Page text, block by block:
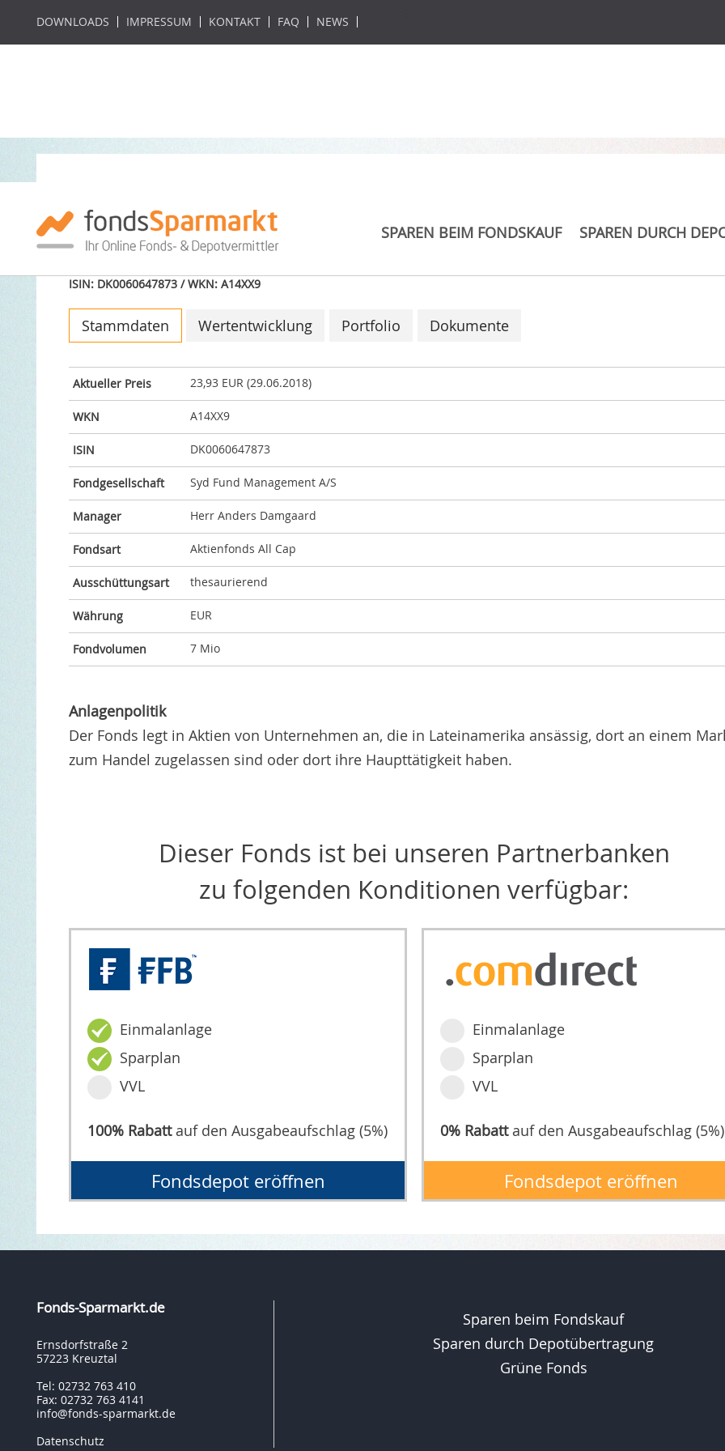
DOWNLOADS IMPRESSUM KONTAKT FAQ NEWS
SPAREN BEIM FONDSKAUF SPAREN DURCH
Sydinvest Latin America Equities B
Acc
ISIN: DK0060647873 / WKN: A14XX9
Stammdaten Wertentwicklung Portfolio Dokumente
Aktueller Preis 23,93 EUR (29.06.2018)
WKN A14XX9
ISIN DK0060647873
Fondgesellschaft Syd Fund Management A/S
Manager Herr Anders Damgaard
Fondsart Aktienfonds All Cap
Ausschüttungsart thesaurierend
Währung EUR
Fondvolumen 7 Mio
Anlagenpolitik
Der Fonds legt in Aktien von Unternehmen an, die in Lateinamerika ansässig, dort an einem
zum Handel zugelassen sind oder dort ihre Haupttätigkeit haben.
Dieser Fonds ist bei unseren Partnerbanken
zu folgenden Konditionen verfügbar:
Einmalanlage
Sparplan
VVL
100% Rabattauf den Ausgabeaufschlag (5%)
Fondsdepot eröffnen
Einmalanlage
Sparplan
VVL
0% Rabattauf den Ausgabeaufschlag (5%)
Fondsdepot eröffnen
Fonds-Sparmarkt.de
Ernsdorfstraße 2
57223 Kreuztal
Tel: 02732 763 410
Fax: 02732 763 4141
info@fonds-sparmarkt.de
Datenschutz
Sparen beim Fondskauf
Sparen durch Depotübertragung
Grüne Fonds